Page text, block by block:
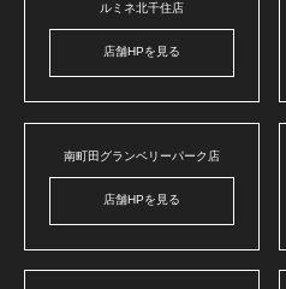
ルミネ北千住店
店舗HPを見る
南町田グランベリーパーク店
店舗HPを見る